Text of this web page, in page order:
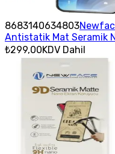
8683140634803
Antistatik Mat Seramik
₺299,00KDV Dahil